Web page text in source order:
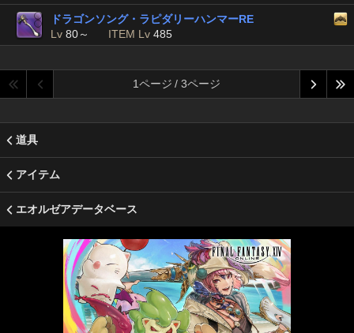
ドラゴンソング・ラピダリーハンマーRE
Lv 80～ ITEM Lv 485
1ページ / 3ページ
道具
アイテム
エオルゼアデータベース